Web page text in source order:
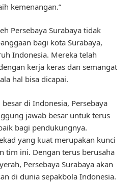
kemenangan.”
Persebaya Surabaya tidak
bagi kota Surabaya,
Indonesia. Mereka telah
kerja keras dan semangat
hal bisa dicapai.
di Indonesia, Persebaya
jawab besar untuk terus
bagi pendukungnya.
yang kuat merupakan kunci
tim ini. Dengan terus berusaha
Persebaya Surabaya akan
di dunia sepakbola Indonesia.